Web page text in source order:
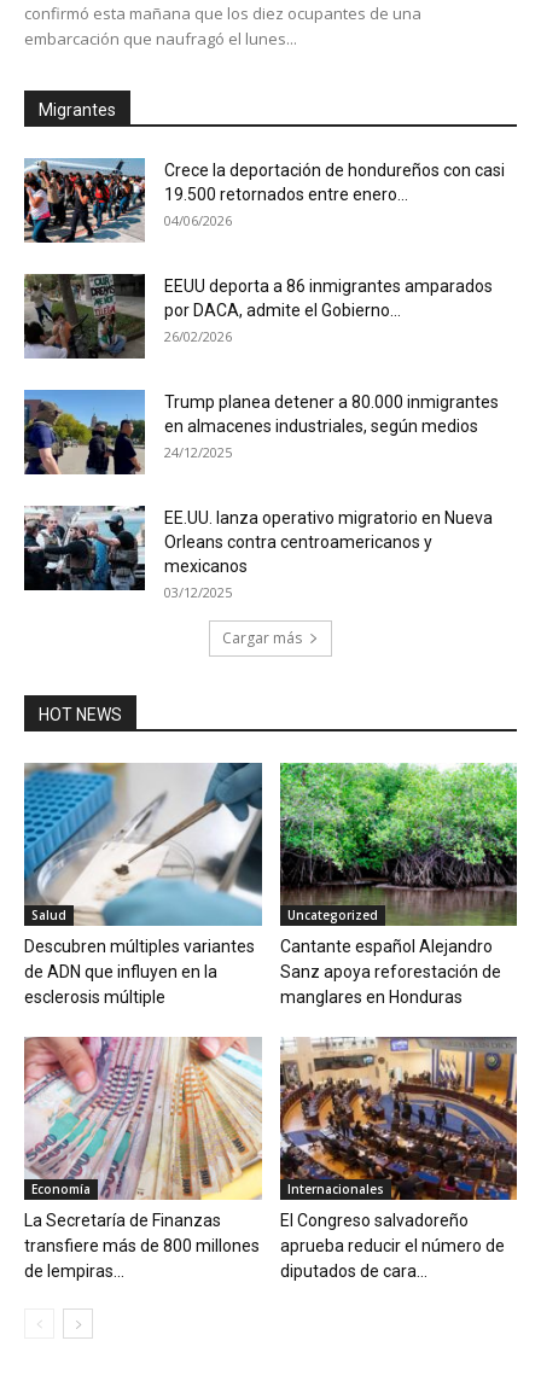
confirmó esta mañana que los diez ocupantes de una
embarcación que naufragó el lunes...
Migrantes
Crece la deportación de hondureños con casi
19.500 retornados entre enero...
04/06/2026
EEUU deporta a 86 inmigrantes amparados
por DACA, admite el Gobierno...
26/02/2026
Trump planea detener a 80.000 inmigrantes
en almacenes industriales, según medios
24/12/2025
EE.UU. lanza operativo migratorio en Nueva
Orleans contra centroamericanos y
mexicanos
03/12/2025
Cargar más
HOT NEWS
Salud
Descubren múltiples variantes
de ADN que influyen en la
esclerosis múltiple
Uncategorized
Cantante español Alejandro
Sanz apoya reforestación de
manglares en Honduras
Economía
La Secretaría de Finanzas
transfiere más de 800 millones
de lempiras...
Internacionales
El Congreso salvadoreño
aprueba reducir el número de
diputados de cara...